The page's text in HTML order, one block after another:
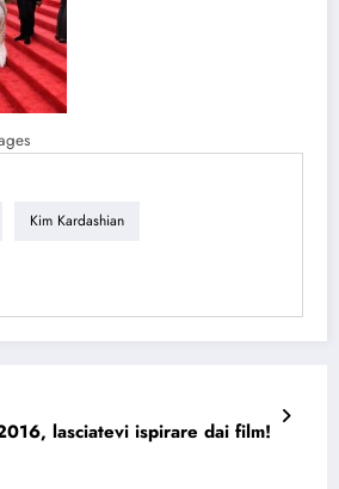
Kim Kardashian
lasciatevi ispirare dai film!